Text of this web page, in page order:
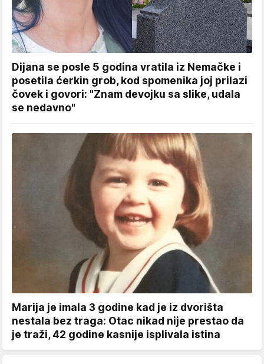
Dijana se posle 5 godina vratila iz Nemačke i
posetila ćerkin grob, kod spomenika joj prilazi
čovek i govori: "Znam devojku sa slike, udala
se nedavno"
Marija je imala 3 godine kad je iz dvorišta
nestala bez traga: Otac nikad nije prestao da
je traži, 42 godine kasnije isplivala istina